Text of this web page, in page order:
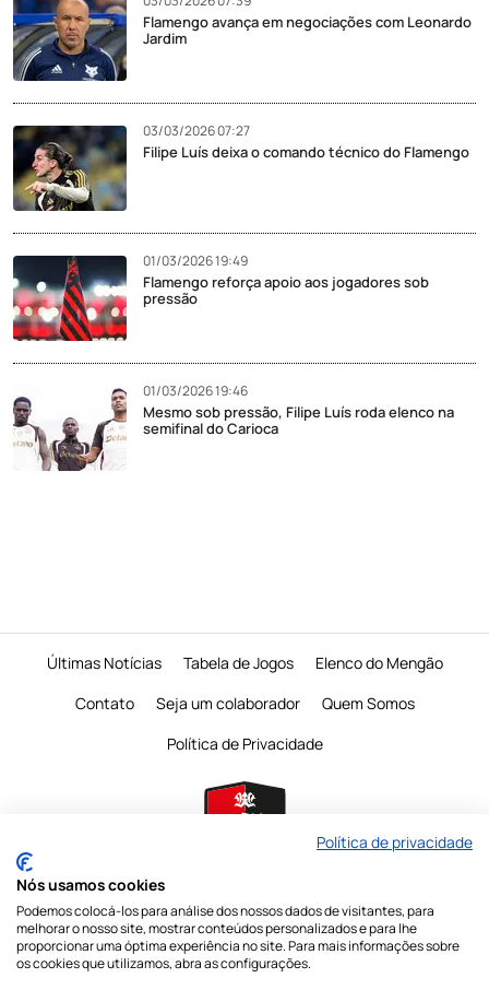
Flamengo avança em negociações com Leonardo
Jardim
03/03/2026 07:27
Filipe Luís deixa o comando técnico do Flamengo
01/03/2026 19:49
Flamengo reforça apoio aos jogadores sob
pressão
01/03/2026 19:46
Mesmo sob pressão, Filipe Luís roda elenco na
semifinal do Carioca
Últimas Notícias Tabela de Jogos
Elenco do Mengão
Contato
Seja um colaborador
Quem Somos
Política de Privacidade
É proibido a reprodução do conteudo desta página em qualquer meio de
comunicação,eletronico ou impresso, sem autorização escrita do Mengo
Mania
Política de privacidade
Nós usamos cookies
Podemos colocá-los para análise dos nossos dados de visitantes, para
melhorar o nosso site, mostrar conteúdos personalizados e para lhe
proporcionar uma óptima experiência no site. Para mais informações sobre
os cookies que utilizamos, abra as configurações.